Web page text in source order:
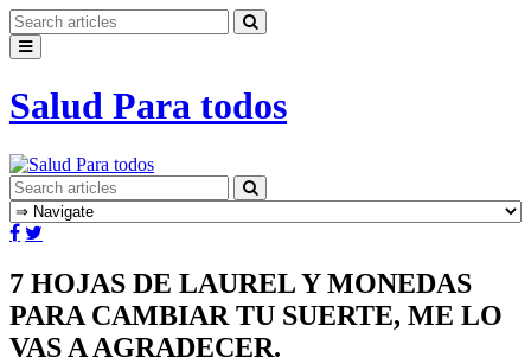
Salud Para todos
7 HOJAS DE LAUREL Y MONEDAS
PARA CAMBIAR TU SUERTE, ME LO
VAS A AGRADECER.